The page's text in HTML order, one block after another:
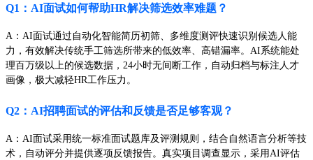
Q1：AI面试如何帮助HR解决筛选效率难题？
A：AI面试通过自动化智能简历初筛、多维度测评快速识别候选人能
力，有效解决传统手工筛选所带来的低效率、高错漏率。AI系统能处
理百万级以上的候选数据，24小时无间断工作，自动归档与标注人才
画像，极大减轻HR工作压力。
Q2：AI招聘面试的评估和反馈是否足够客观？
A：AI面试采用统一标准面试题库及评测规则，结合自然语言分析等技
术，自动评分并提供逐项反馈报告。真实项目调查显示，采用AI评估